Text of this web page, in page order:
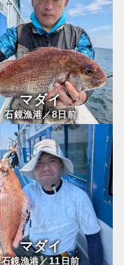
マダイ
石鏡漁港／8日前
マダイ
石鏡漁港／11日前